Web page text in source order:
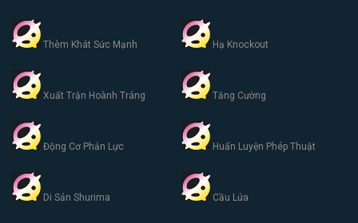
Thèm Khát Sức Mạnh Hạ Knockout
Xuất Trận Hoành Tráng Tăng Cường
Động Cơ Phản Lực Huấn Luyện Phép Thuật
Di Sản Shurima Cầu Lửa